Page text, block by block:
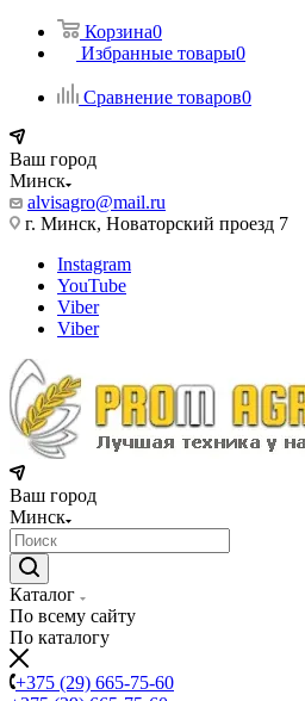
Корзина0
Избранные товары0
Сравнение товаров0
Ваш город
Минск
alvisagro@mail.ru
г. Минск, Новаторский проезд 7
Instagram
YouTube
Viber
Viber
Ваш город
Минск
Каталог
По всему сайту
По каталогу
+375 (29) 665-75-60